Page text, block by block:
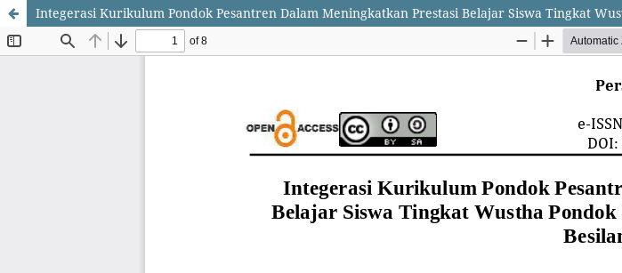
Integerasi Kurikulum Pondok Pesantren Dalam Meningkatkan Prestasi Belajar Siswa Tingkat